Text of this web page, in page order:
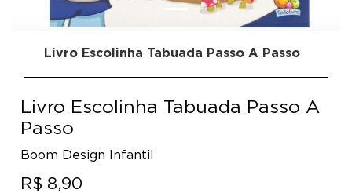
Livro Escolinha Tabuada Passo A Passo
Livro Escolinha Tabuada Passo A
Passo
Boom Design Infantil
R$ 8,90